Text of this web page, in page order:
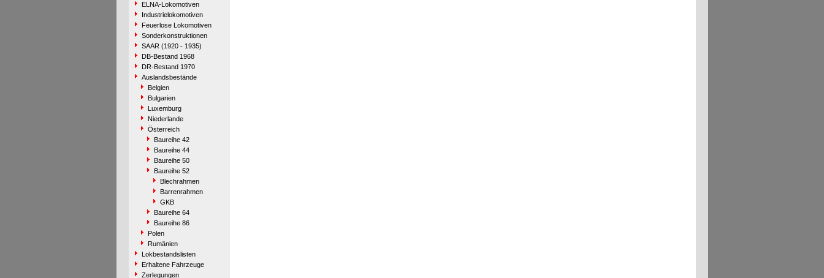
ELNA-Lokomotiven
Industrielokomotiven
Feuerlose Lokomotiven
Sonderkonstruktionen
SAAR (1920 - 1935)
DB-Bestand 1968
DR-Bestand 1970
Auslandsbestände
Belgien
Bulgarien
Luxemburg
Niederlande
Österreich
Baureihe 42
Baureihe 44
Baureihe 50
Baureihe 52
Blechrahmen
Barrenrahmen
GKB
Baureihe 64
Baureihe 86
Polen
Rumänien
Lokbestandslisten
Erhaltene Fahrzeuge
Zerlegungen